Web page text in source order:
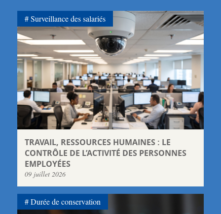
TRAVAIL, RESSOURCES HUMAINES : LE
CONTRÔLE DE L’ACTIVITÉ DES PERSONNES
EMPLOYÉES
09 juillet 2026
Surveillance des salariés
Durée de conservation